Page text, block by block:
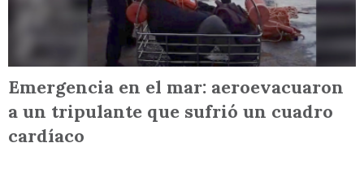
Emergencia en el mar: aeroevacuaron
a un tripulante que sufrió un cuadro
cardíaco